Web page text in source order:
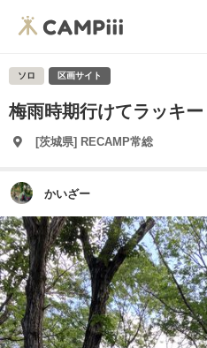
ソロ 区画サイト
梅雨時期行けてラッキー
[茨城県] RECAMP常総
かいざー